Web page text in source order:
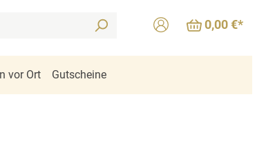
0,00 €*
vor Ort Gutscheine